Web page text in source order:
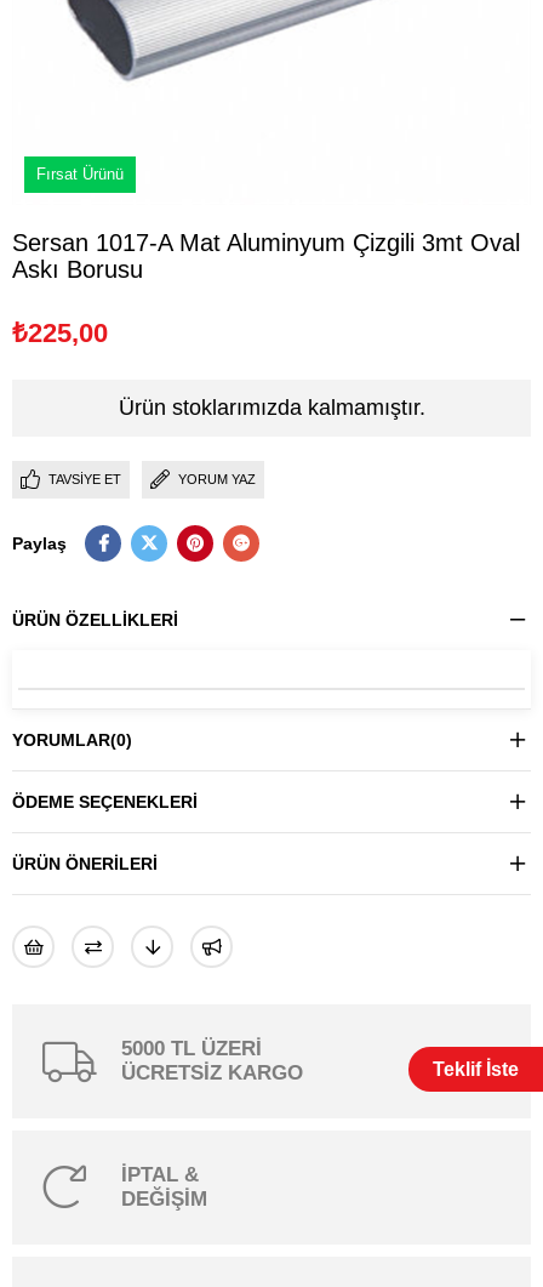
Teklif İste
Fırsat Ürünü
Sersan 1017-A Mat Aluminyum Çizgili 3mt Oval
Askı Borusu
₺225,00
Ürün stoklarımızda kalmamıştır.
TAVSIYE ET YORUM YAZ
Paylaş
ÜRÜN ÖZELLIKLERI
YORUMLAR(0)
ÖDEME SEÇENEKLERI
ÜRÜN ÖNERILERI
5000 TL ÜZERİ
ÜCRETSİZ KARGO
İPTAL &
DEĞİŞİM